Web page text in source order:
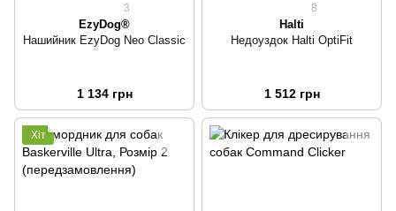
3
EzyDog®
Нашийник EzyDog Neo Classic
1 134 грн
8
Halti
Недоуздок Halti OptiFit
1 512 грн
Хіт